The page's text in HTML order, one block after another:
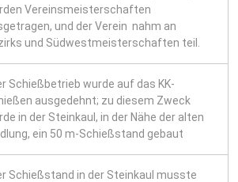
Vereinsmeisterschaften
und der Verein nahm an
und Südwestmeisterschaften teil.
Schießbetrieb wurde auf das KK-
ausgedehnt; zu diesem Zweck
in der Steinkaul, in der Nähe der alten
ein 50 m-Schießstand gebaut
Schießstand in der Steinkaul musste